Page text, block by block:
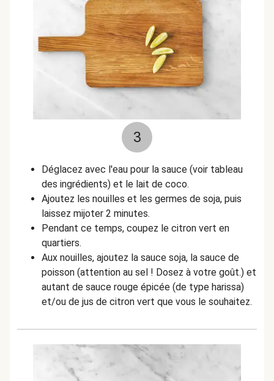
3
Déglacez avec l'eau pour la sauce (voir tableau
des ingrédients) et le lait de coco.
Ajoutez les nouilles et les germes de soja, puis
laissez mijoter 2 minutes.
Pendant ce temps, coupez le citron vert en
quartiers.
Aux nouilles, ajoutez la sauce soja, la sauce de
poisson (attention au sel ! Dosez à votre goût.) et
autant de sauce rouge épicée (de type harissa)
et/ou de jus de citron vert que vous le souhaitez.